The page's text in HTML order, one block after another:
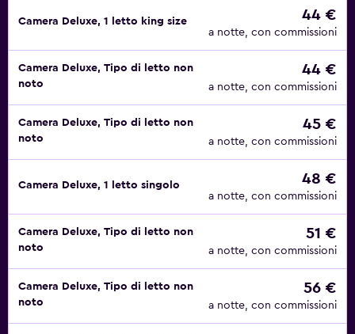
Camera Deluxe, 1 letto king size 44 €
a notte, con commissioni
Camera Deluxe, Tipo di letto non
noto
44 €
a notte, con commissioni
Camera Deluxe, Tipo di letto non
noto
45 €
a notte, con commissioni
Camera Deluxe, 1 letto singolo 48 €
a notte, con commissioni
Camera Deluxe, Tipo di letto non
noto
51 €
a notte, con commissioni
Camera Deluxe, Tipo di letto non
noto
56 €
a notte, con commissioni